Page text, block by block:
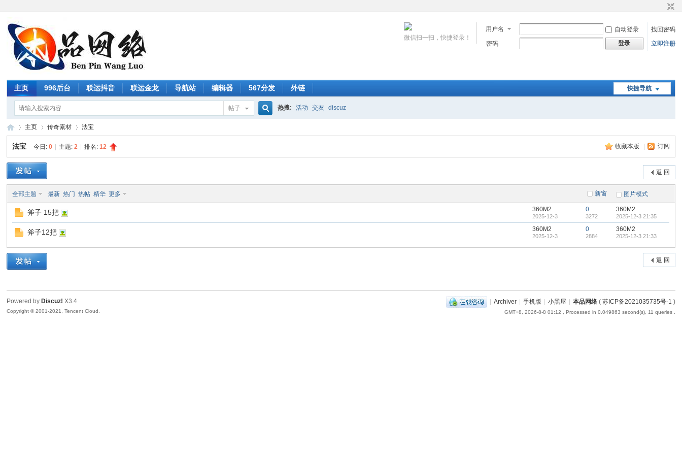
用户名 自动登录
找回密码
密码
登录 立即注册
微信扫一扫，快捷登录！
快捷导航
主页 996后台 联运抖音 联运金龙 导航站 编辑器 567分发 外链
帖子 热搜: 活动 交友 discuz
»
主页
›
传奇素材 法宝
收藏本版 订阅
法宝 今日:0 主题:2 排名:12
返 回
新窗
全部主题 最新 热门 热帖 精华 更多 图片模式
斧子 15把 360M2
2025-12-3
0
3272
360M2
2025-12-3 21:35
斧子12把 360M2
2025-12-3
0
2884
360M2
2025-12-3 21:33
返 回
| Archiver | 手机版 | 小黑屋 | 本品网络( 苏ICP备2021035735号-1 )
GMT+8, 2026-8-8 01:12 , Processed in 0.049863 second(s), 11 queries .
Powered by Discuz! X3.4
Copyright © 2001-2021, Tencent Cloud.